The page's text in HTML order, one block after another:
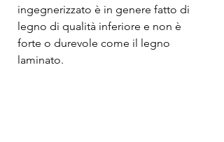
ingegnerizzato è in genere fatto di
legno di qualità inferiore e non è
forte o durevole come il legno
laminato.